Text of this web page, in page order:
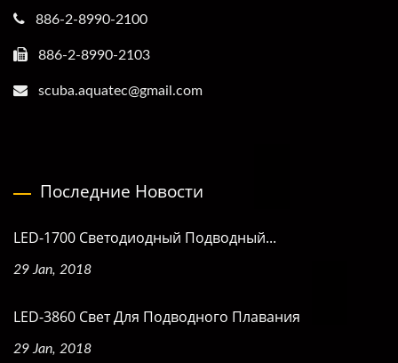
886-2-8990-2100
886-2-8990-2103
scuba.aquatec@gmail.com
Последние Новости
LED-1700 Светодиодный Подводный...
29 Jan, 2018
LED-3860 Свет Для Подводного Плавания
29 Jan, 2018